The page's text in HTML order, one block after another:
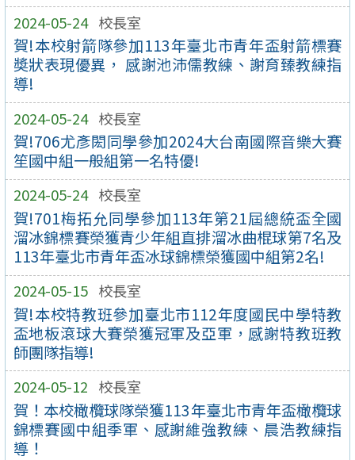
2024-05-24 校長室
賀!本校射箭隊參加113年臺北市青年盃射箭標賽
奬狀表現優異， 感謝池沛儒教練、謝育臻教練指
導!
2024-05-24 校長室
賀!706尤彥閎同學參加2024大台南國際音樂大賽
笙國中組一般組第一名特優!
2024-05-24 校長室
賀!701梅拓允同學參加113年第21屆總統盃全國
溜冰錦標賽榮獲青少年組直排溜冰曲棍球第7名及
113年臺北市青年盃冰球錦標榮獲國中組第2名!
2024-05-15 校長室
賀!本校特教班參加臺北市112年度國民中學特教
盃地板滾球大賽榮獲冠軍及亞軍，感謝特教班教
師團隊指導!
2024-05-12 校長室
賀！本校橄欖球隊榮獲113年臺北市青年盃橄欖球
錦標賽國中組季軍、感謝維強教練、晨浩教練指
導！